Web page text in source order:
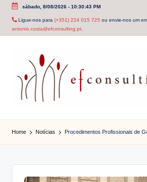
Skip
sábado, 8/08/2026- 10:30:43 PM
Ligue-nos para (+351) 224 015 725 ou envie-nos um
antonio.costa@efconsulting.pt.
f
c
o
Home Notícias Procedimentos Profissionais de